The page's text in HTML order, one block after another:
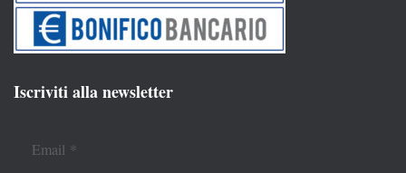
Iscriviti alla newsletter
Email *